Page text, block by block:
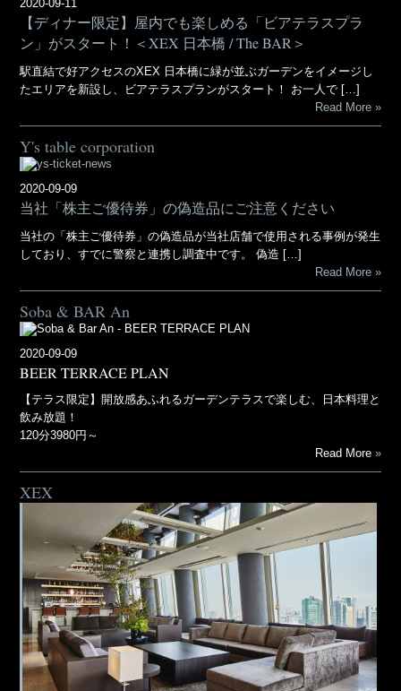
2020-09-11
【ディナー限定】屋内でも楽しめる「ビアテラスプラ
ン」がスタート！＜XEX 日本橋 / The BAR＞
駅直結で好アクセスのXEX 日本橋に緑が並ぶガーデンをイメージし
たエリアを新設し、ビアテラスプランがスタート！ お一人で […]
Read More
Y's table corporation
2020-09-09
当社「株主ご優待券」の偽造品にご注意ください
当社の「株主ご優待券」の偽造品が当社店舗で使用される事例が発生
しており、すでに警察と連携し調査中です。 偽造 […]
Read More
Soba & BAR An
2020-09-09
BEER TERRACE PLAN
【テラス限定】開放感あふれるガーデンテラスで楽しむ、日本料理と
飲み放題！
120分3980円～
Read More
XEX